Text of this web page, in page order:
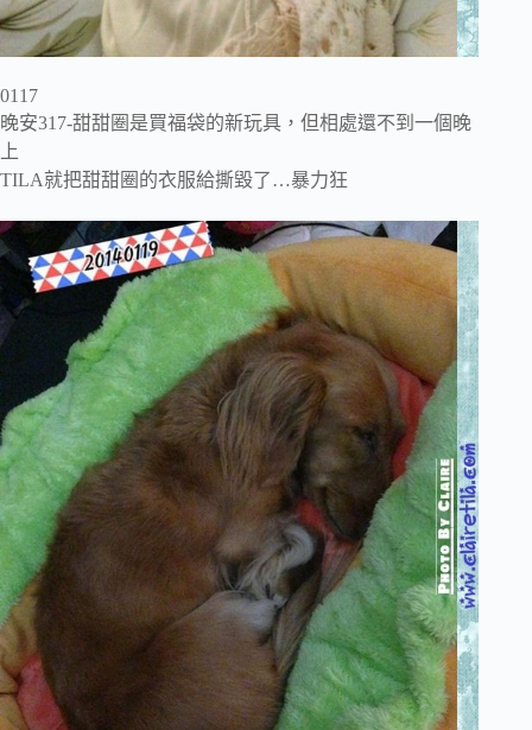
0117
晚安317-甜甜圈是買福袋的新玩具，但相處還不到一個晚
上
TILA就把甜甜圈的衣服給撕毀了…暴力狂